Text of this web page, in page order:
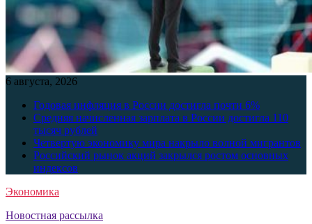
6 августа, 2026
Годовая инфляция в России достигла почти 6%
Средняя начисленная зарплата в России достигла 110
тысяч рублей
Четвертую экономику мира накрыло волной мигрантов
Российский рынок акций закрылся ростом основных
индексов
Экономика
Новостная рассылка